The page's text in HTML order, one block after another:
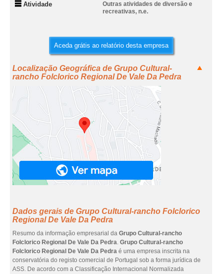
Atividade
Outras atividades de diversão e
recreativas, n.e.
Aceda grátis ao relatório desta empresa
Localização Geográfica de Grupo Cultural-
rancho Folclorico Regional De Vale Da Pedra
Dados gerais de Grupo Cultural-rancho Folclorico
Regional De Vale Da Pedra
Resumo da informação empresarial da Grupo Cultural-rancho
Folclorico Regional De Vale Da Pedra. Grupo Cultural-rancho
Folclorico Regional De Vale Da Pedra é uma empresa inscrita na
conservatória do registo comercial de Portugal sob a forma jurídica de
ASS. De acordo com a Classificação Internacional Normalizada